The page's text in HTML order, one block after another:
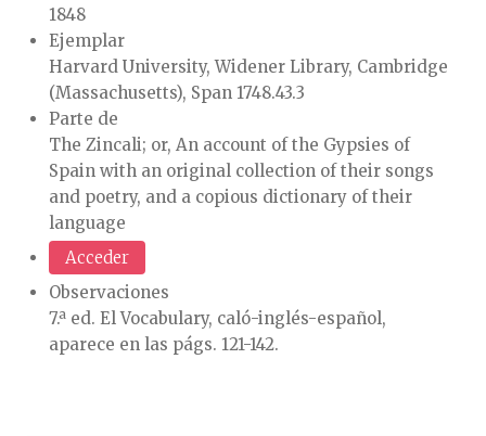
1848
Ejemplar
Harvard University, Widener Library, Cambridge
(Massachusetts), Span 1748.43.3
Parte de
The Zincali; or, An account of the Gypsies of
Spain with an original collection of their songs
and poetry, and a copious dictionary of their
language
Acceder
Observaciones
7.ª ed. El Vocabulary, caló-inglés-español,
aparece en las págs. 121-142.